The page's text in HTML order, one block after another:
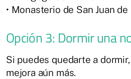
• Monasterio de San Juan
Opción 3: Dormir una
Si puedes quedarte a
mejora aún más.